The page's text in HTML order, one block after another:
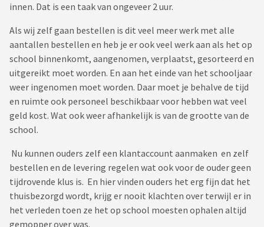
innen. Dat is een taak van ongeveer 2 uur.
Als wij zelf gaan bestellen is dit veel meer werk met alle
aantallen bestellen en heb je er ook veel werk aan als het op
school binnenkomt, aangenomen, verplaatst, gesorteerd en
uitgereikt moet worden. En aan het einde van het schooljaar
weer ingenomen moet worden. Daar moet je behalve de tijd
en ruimte ook personeel beschikbaar voor hebben wat veel
geld kost. Wat ook weer afhankelijk is van de grootte van de
school.
Nu kunnen ouders zelf een klantaccount aanmaken en zelf
bestellen en de levering regelen wat ook voor de ouder geen
tijdrovende klus is. En hier vinden ouders het erg fijn dat het
thuisbezorgd wordt, krijg er nooit klachten over terwijl er in
het verleden toen ze het op school moesten ophalen altijd
gemopper over was.